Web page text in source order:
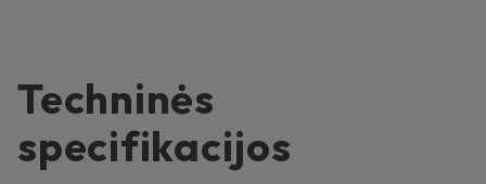
Techninės
specifikacijos